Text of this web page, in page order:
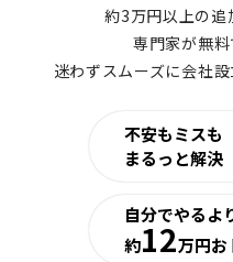
約3万円以上の追
専門家が無
迷わずスムーズに会社
不安もミスも
まるっと解決
自分でやるよ
約12万円お